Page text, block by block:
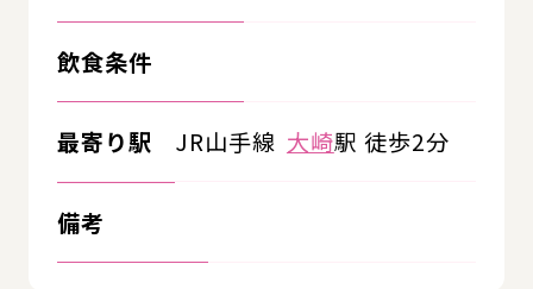
飲食条件
最寄り駅 JR山手線 大崎駅 徒歩2分
備考